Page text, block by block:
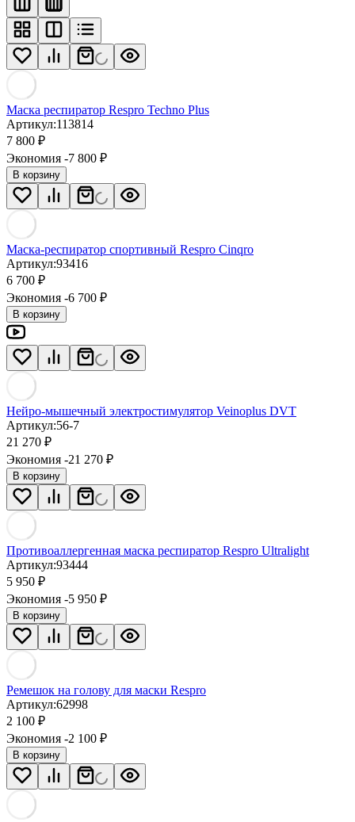
Маска респиратор Respro Techno Plus
Артикул:113814
7 800 ₽
Экономия -7 800 ₽
В корзину
Маска-респиратор спортивный Respro Cinqro
Артикул:93416
6 700 ₽
Экономия -6 700 ₽
В корзину
Нейро-мышечный электростимулятор Veinoplus DVT
Артикул:56-7
21 270 ₽
Экономия -21 270 ₽
В корзину
Противоаллергенная маска респиратор Respro Ultralight
Артикул:93444
5 950 ₽
Экономия -5 950 ₽
В корзину
Ремешок на голову для маски Respro
Артикул:62998
2 100 ₽
Экономия -2 100 ₽
В корзину